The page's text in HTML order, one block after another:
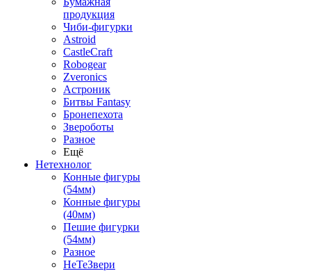
продукция
Чиби-фигурки
Astroid
CastleCraft
Robogear
Zveronics
Астроник
Битвы Fantasy
Бронепехота
Звероботы
Разное
Ещё
Нетехнолог
Конные фигуры
(54мм)
Конные фигуры
(40мм)
Пешие фигурки
(54мм)
Разное
НеТеЗвери